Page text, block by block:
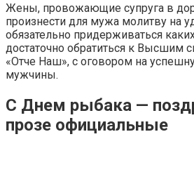
Жены, провожающие супруга в
произнести для мужа молитву на
обязательно придерживаться
достаточно обратиться к Высшим
«Отче Наш», с оговором на
мужчины.
С Днем рыбака —
прозе официальные